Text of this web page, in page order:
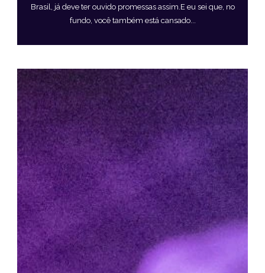
Brasil, já deve ter ouvido promessas assim.E eu sei que, no
fundo, você também está cansado...